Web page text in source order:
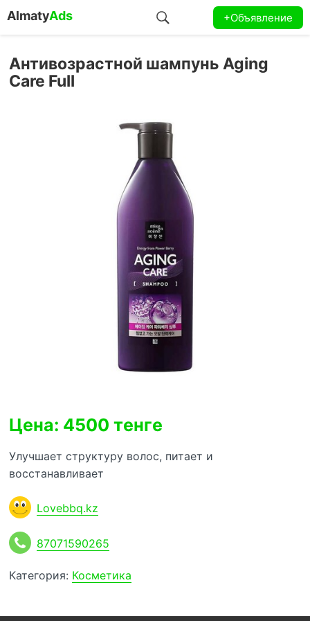
AlmatyAds +Объявление
Антивозрастной шампунь Aging
Care Full
Цена: 4500 тенге
Улучшает структуру волос, питает и
восстанавливает
Lovebbq.kz
87071590265
Категория: Косметика